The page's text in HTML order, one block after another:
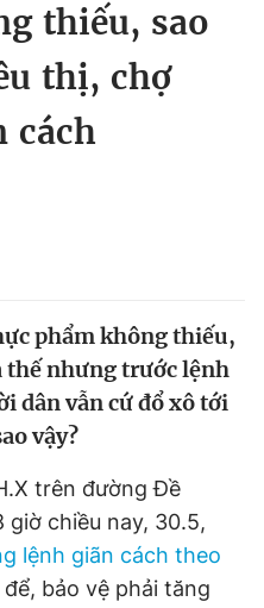
cần biết
hệ quảng cáo
thiếu, sao
thị, chợ
cách
phẩm không thiếu,
thế nhưng trước lệnh
dân vẫn cứ đổ xô tới
vậy?
trên đường Đề
giờ chiều nay, 30.5,
lệnh giãn cách theo
bảo vệ phải tăng